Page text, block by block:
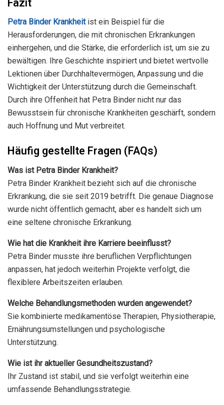
Petra Binder Krankheitist ein Beispiel für die
Herausforderungen, die mit chronischen Erkrankungen
einhergehen, und die Stärke, die erforderlich ist, um sie zu
bewältigen. Ihre Geschichte inspiriert und bietet wertvolle
Lektionen über Durchhaltevermögen, Anpassung und die
Wichtigkeit der Unterstützung durch die Gemeinschaft.
Durch ihre Offenheit hat Petra Binder nicht nur das
Bewusstsein für chronische Krankheiten geschärft, sondern
auch Hoffnung und Mut verbreitet.
Häufig gestellte Fragen (FAQs)
Was ist Petra Binder Krankheit?
Petra Binder Krankheit bezieht sich auf die chronische
Erkrankung, die sie seit 2019 betrifft. Die genaue Diagnose
wurde nicht öffentlich gemacht, aber es handelt sich um
eine seltene chronische Erkrankung.
Wie hat die Krankheit ihre Karriere beeinflusst?
Petra Binder musste ihre beruflichen Verpflichtungen
anpassen, hat jedoch weiterhin Projekte verfolgt, die
flexiblere Arbeitszeiten erlauben.
Welche Behandlungsmethoden wurden angewendet?
Sie kombinierte medikamentöse Therapien, Physiotherapie,
Ernährungsumstellungen und psychologische
Unterstützung.
Wie ist ihr aktueller Gesundheitszustand?
Ihr Zustand ist stabil, und sie verfolgt weiterhin eine
umfassende Behandlungsstrategie.